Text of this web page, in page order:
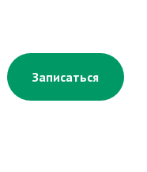
Записаться